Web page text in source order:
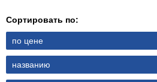
Сортировать по:
по цене
названию